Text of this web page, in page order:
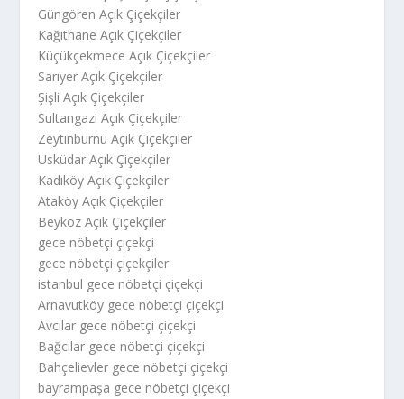
Güngören Açık Çiçekçiler
Kağıthane Açık Çiçekçiler
Küçükçekmece Açık Çiçekçiler
Sarıyer Açık Çiçekçiler
Şişli Açık Çiçekçiler
Sultangazi Açık Çiçekçiler
Zeytinburnu Açık Çiçekçiler
Üsküdar Açık Çiçekçiler
Kadıköy Açık Çiçekçiler
Ataköy Açık Çiçekçiler
Beykoz Açık Çiçekçiler
gece nöbetçi çiçekçi
gece nöbetçi çiçekçiler
istanbul gece nöbetçi çiçekçi
Arnavutköy gece nöbetçi çiçekçi
Avcılar gece nöbetçi çiçekçi
Bağcılar gece nöbetçi çiçekçi
Bahçelievler gece nöbetçi çiçekçi
bayrampaşa gece nöbetçi çiçekçi